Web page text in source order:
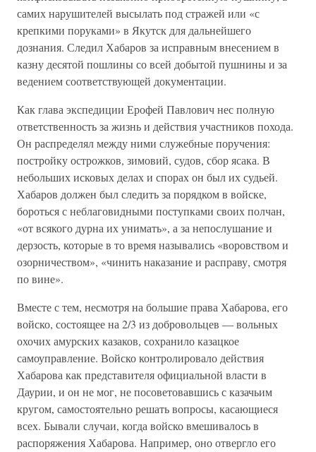
самих нарушителей высылать под стражей или «с
крепкими поруками» в Якутск для дальнейшего
дознания. Следил Хабаров за исправным внесением в
казну десятой пошлины со всей добытой пушнины и за
ведением соответствующей документации.
Как глава экспедиции Ерофей Павлович нес полную
ответственность за жизнь и действия участников похода.
Он распределял между ними служебные поручения:
постройку острожков, зимовий, судов, сбор ясака. В
небольших исковых делах и спорах он был их судьей.
Хабаров должен был следить за порядком в войске,
бороться с неблаговидными поступками своих полчан,
«от всякого дурна их унимать», а за непослушание и
дерзость, которые в то время назывались «воровством и
озорничеством», «чинить наказание и расправу, смотря
по вине».
Вместе с тем, несмотря на большие права Хабарова, его
войско, состоящее на 2/3 из добровольцев — вольных
охочих амурских казаков, сохранило казацкое
самоуправление. Войско контролировало действия
Хабарова как представителя официальной власти в
Даурии, и он не мог, не посоветовавшись с казачьим
кругом, самостоятельно решать вопросы, касающиеся
всех. Бывали случаи, когда войско вмешивалось в
распоряжения Хабарова. Например, оно отвергло его